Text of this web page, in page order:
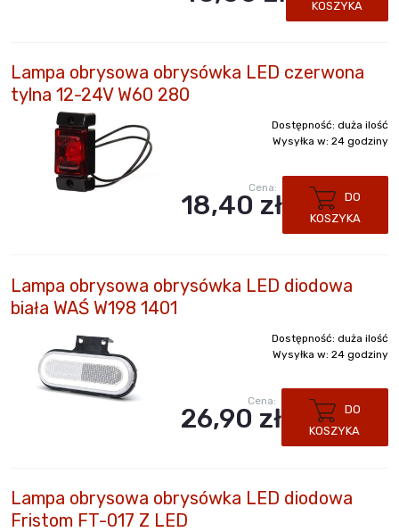
KOSZYKA
Lampa obrysowa obrysówka LED czerwona
tylna 12-24V W60 280
Dostępność: duża ilość
Wysyłka w: 24 godziny
Cena:
18,40 zł
DO
KOSZYKA
Lampa obrysowa obrysówka LED diodowa
biała WAŚ W198 1401
Dostępność: duża ilość
Wysyłka w: 24 godziny
Cena:
26,90 zł
DO
KOSZYKA
Lampa obrysowa obrysówka LED diodowa
Fristom FT-017 Z LED